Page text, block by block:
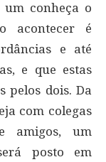
um conheça o
acontecer é
e até
e que estas
pelos dois. Da
com colegas
amigos, um
posto em